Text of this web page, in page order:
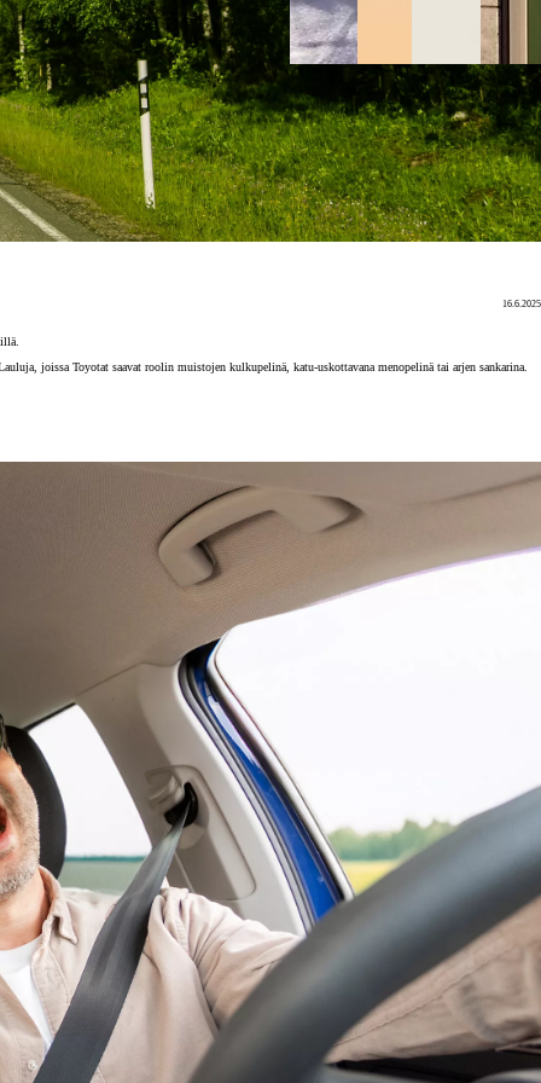
16.6.2025
joissa Toyotat saavat roolin muistojen kulkupelinä, katu-uskottavana menopelinä tai arjen sankarina.